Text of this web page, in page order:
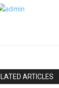
ARTICLES